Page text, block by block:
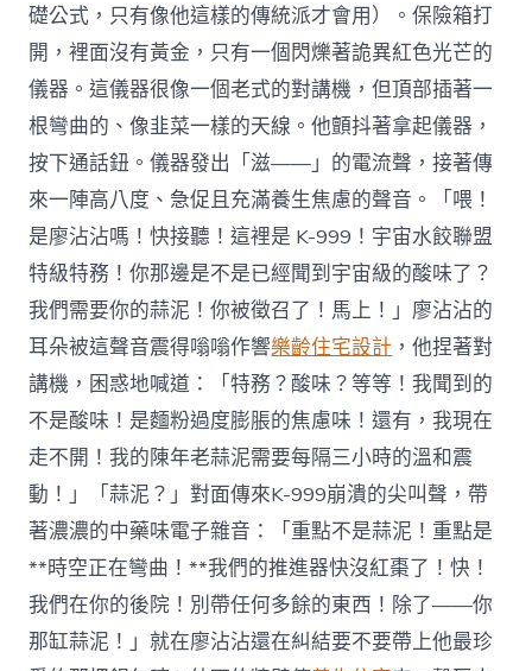
礎公式，只有像他這樣的傳統派才會用）。保險箱打
開，裡面沒有黃金，只有一個閃爍著詭異紅色光芒的
儀器。這儀器很像一個老式的對講機，但頂部插著一
根彎曲的、像韭菜一樣的天線。他顫抖著拿起儀器，
按下通話鈕。儀器發出「滋——」的電流聲，接著傳
來一陣高八度、急促且充滿養生焦慮的聲音。「喂！
是廖沾沾嗎！快接聽！這裡是 K-999！宇宙水餃聯盟
特級特務！你那邊是不是已經聞到宇宙級的酸味了？
我們需要你的蒜泥！你被徵召了！馬上！」廖沾沾的
耳朵被這聲音震得嗡嗡作響樂齡住宅設計 ，他捏著對
講機，困惑地喊道：「特務？酸味？等等！我聞到的
不是酸味！是麵粉過度膨脹的焦慮味！還有，我現在
走不開！我的陳年老蒜泥需要每隔三小時的溫和震
動！」「蒜泥？」對面傳來K-999崩潰的尖叫聲，帶
著濃濃的中藥味電子雜音：「重點不是蒜泥！重點是
**時空正在彎曲！**我們的推進器快沒紅棗了！快！
我們在你的後院！別帶任何多餘的東西！除了——你
那缸蒜泥！」就在廖沾沾還在糾結要不要帶上他最珍